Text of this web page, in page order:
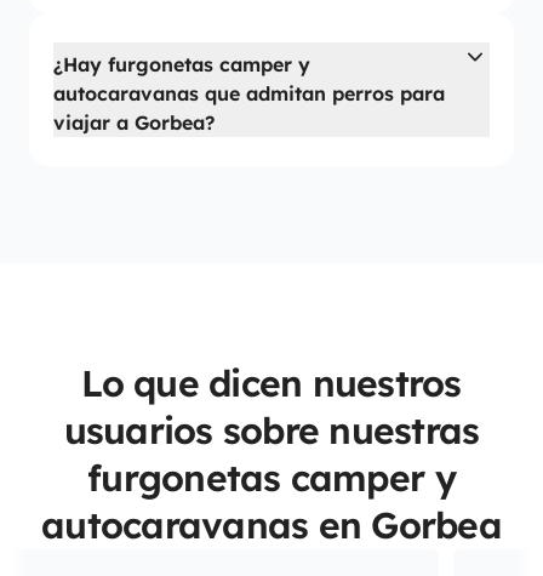
¿Hay furgonetas camper y
autocaravanas que admitan perros para
viajar a Gorbea?
Lo que dicen nuestros
usuarios sobre nuestras
furgonetas camper y
autocaravanas en Gorbea